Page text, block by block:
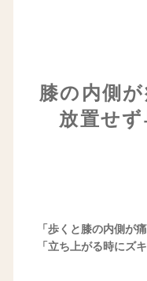
膝の内側
放置せ
「歩くと膝の内側が
「立ち上がる時にズ